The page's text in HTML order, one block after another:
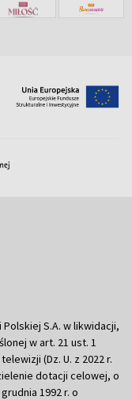
S.A. w likwidacji,
w art. 21 ust. 1
(Dz. U. z 2022 r.
dotacji celowej, o
1992 r. o